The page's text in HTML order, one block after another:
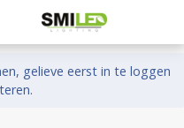
gelieve eerst in te loggen